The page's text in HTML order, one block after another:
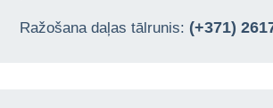
Ražošana daļas tālrunis: (+371)